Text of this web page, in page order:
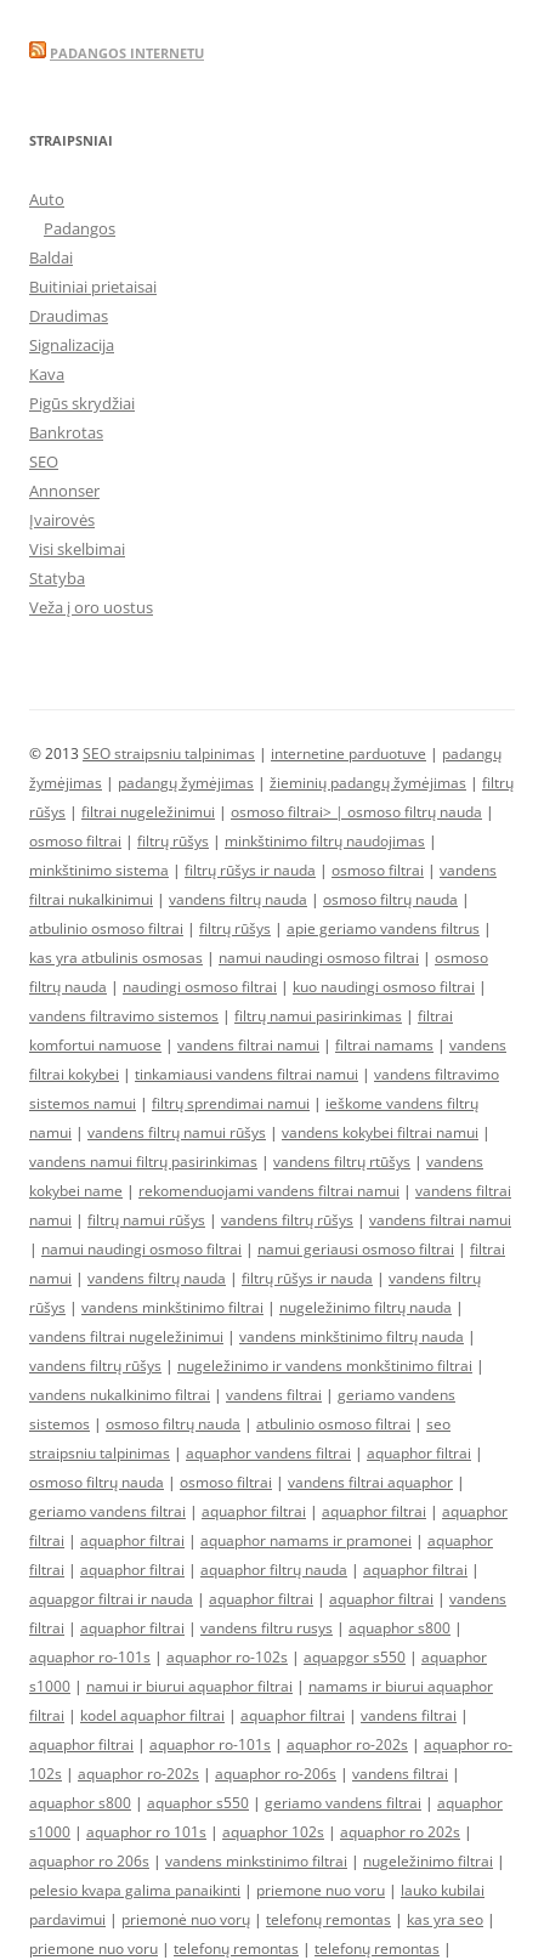
PADANGOS INTERNETU
STRAIPSNIAI
Auto
Padangos
Baldai
Buitiniai prietaisai
Draudimas
Signalizacija
Kava
Pigūs skrydžiai
Bankrotas
SEO
Annonser
Įvairovės
Visi skelbimai
Statyba
Veža į oro uostus
© 2013 SEO straipsniu talpinimas | internetine parduotuve | padangų
žymėjimas | padangų žymėjimas | žieminių padangų žymėjimas | filtrų
rūšys | filtrai nugeležinimui | osmoso filtrai> | osmoso filtrų nauda |
osmoso filtrai | filtrų rūšys | minkštinimo filtrų naudojimas |
minkštinimo sistema | filtrų rūšys ir nauda | osmoso filtrai | vandens
filtrai nukalkinimui | vandens filtrų nauda | osmoso filtrų nauda |
atbulinio osmoso filtrai | filtrų rūšys | apie geriamo vandens filtrus |
kas yra atbulinis osmosas | namui naudingi osmoso filtrai | osmoso
filtrų nauda | naudingi osmoso filtrai | kuo naudingi osmoso filtrai |
vandens filtravimo sistemos | filtrų namui pasirinkimas | filtrai
komfortui namuose | vandens filtrai namui | filtrai namams | vandens
filtrai kokybei | tinkamiausi vandens filtrai namui | vandens filtravimo
sistemos namui | filtrų sprendimai namui | ieškome vandens filtrų
namui | vandens filtrų namui rūšys | vandens kokybei filtrai namui |
vandens namui filtrų pasirinkimas | vandens filtrų rtūšys | vandens
kokybei name | rekomenduojami vandens filtrai namui | vandens filtrai
namui | filtrų namui rūšys | vandens filtrų rūšys | vandens filtrai namui
| namui naudingi osmoso filtrai | namui geriausi osmoso filtrai | filtrai
namui | vandens filtrų nauda | filtrų rūšys ir nauda | vandens filtrų
rūšys | vandens minkštinimo filtrai | nugeležinimo filtrų nauda |
vandens filtrai nugeležinimui | vandens minkštinimo filtrų nauda |
vandens filtrų rūšys | nugeležinimo ir vandens monkštinimo filtrai |
vandens nukalkinimo filtrai | vandens filtrai | geriamo vandens
sistemos | osmoso filtrų nauda | atbulinio osmoso filtrai | seo
straipsniu talpinimas | aquaphor vandens filtrai | aquaphor filtrai |
osmoso filtrų nauda | osmoso filtrai | vandens filtrai aquaphor |
geriamo vandens filtrai | aquaphor filtrai | aquaphor filtrai | aquaphor
filtrai | aquaphor filtrai | aquaphor namams ir pramonei | aquaphor
filtrai | aquaphor filtrai | aquaphor filtrų nauda | aquaphor filtrai |
aquapgor filtrai ir nauda | aquaphor filtrai | aquaphor filtrai | vandens
filtrai | aquaphor filtrai | vandens filtru rusys | aquaphor s800 |
aquaphor ro-101s | aquaphor ro-102s | aquapgor s550 | aquaphor
s1000 | namui ir biurui aquaphor filtrai | namams ir biurui aquaphor
filtrai | kodel aquaphor filtrai | aquaphor filtrai | vandens filtrai |
aquaphor filtrai | aquaphor ro-101s | aquaphor ro-202s | aquaphor ro-
102s | aquaphor ro-202s | aquaphor ro-206s | vandens filtrai |
aquaphor s800 | aquaphor s550 | geriamo vandens filtrai | aquaphor
s1000 | aquaphor ro 101s | aquaphor 102s | aquaphor ro 202s |
aquaphor ro 206s | vandens minkstinimo filtrai | nugeležinimo filtrai |
pelesio kvapa galima panaikinti | priemone nuo voru | lauko kubilai
pardavimui | priemonė nuo vorų | telefonų remontas | kas yra seo |
priemone nuo voru | telefonų remontas | telefonų remontas |